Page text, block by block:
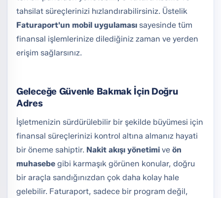
tahsilat süreçlerinizi hızlandırabilirsiniz. Üstelik
Faturaport'un mobil uygulaması sayesinde tüm
finansal işlemlerinize dilediğiniz zaman ve yerden
erişim sağlarsınız.
Geleceğe Güvenle Bakmak İçin Doğru
Adres
İşletmenizin sürdürülebilir bir şekilde büyümesi için
finansal süreçlerinizi kontrol altına almanız hayati
bir öneme sahiptir. Nakit akışı yönetimi ve ön
muhasebe gibi karmaşık görünen konular, doğru
bir araçla sandığınızdan çok daha kolay hale
gelebilir. Faturaport, sadece bir program değil,